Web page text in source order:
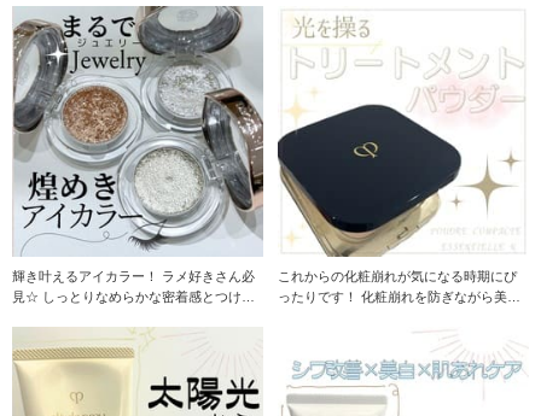
輝き叶えるアイカラー！ ラメ好きさん必
見☆ しっとりなめらかな密着感とつけた
これからの化粧崩れが気になる時期にぴ
ったりです！ 化粧崩れを防ぎながら美し